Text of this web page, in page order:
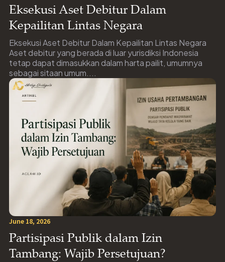
Eksekusi Aset Debitur Dalam
Kepailitan Lintas Negara
Eksekusi Aset Debitur Dalam Kepailitan Lintas Negara
Aset debitur yang berada di luar yurisdiksi Indonesia
tetap dapat dimasukkan dalam harta pailit, umumnya
sebagai sitaan umum....
June 18, 2026
Partisipasi Publik dalam Izin
Tambang: Wajib Persetujuan?